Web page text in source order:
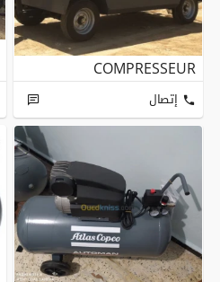
COMPRESSEUR
إتصال